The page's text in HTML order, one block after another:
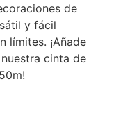
de
y fácil
límites. ¡Añade
cinta de